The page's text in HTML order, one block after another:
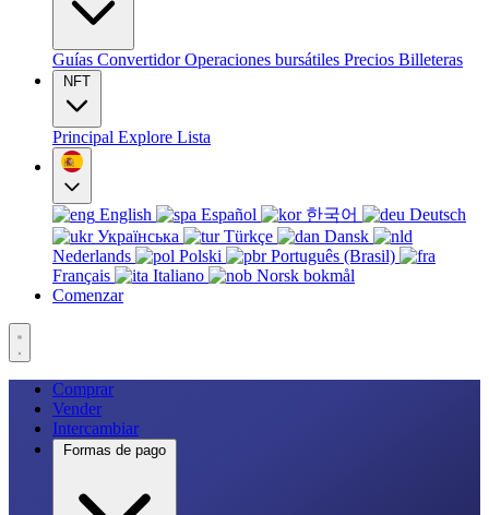
Guías ConvertidorOperaciones bursátiles Precios Billeteras
NFT
Principal Explore Lista
English Español 한국어
Deutsch
Українська
Türkçe
Dansk
Nederlands
Polski
Português (Brasil)
Français
Italiano
Norsk bokmål
Comenzar
Comprar
Vender
Intercambiar
Formas de pago